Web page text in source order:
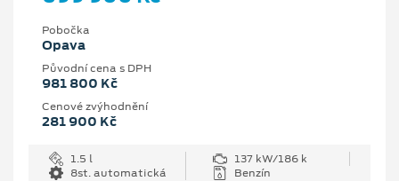
Pobočka
Opava
Původní cena s DPH
981 800 Kč
Cenové zvýhodnění
281 900 Kč
1.5 l
137 kW/186 k
8st. automatická
Benzín